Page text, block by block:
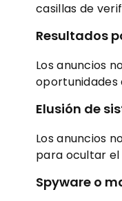
casillas de
Resultados
Los anuncios
oportunidades
Elusión de
Los anuncios
para ocultar el
Spyware o